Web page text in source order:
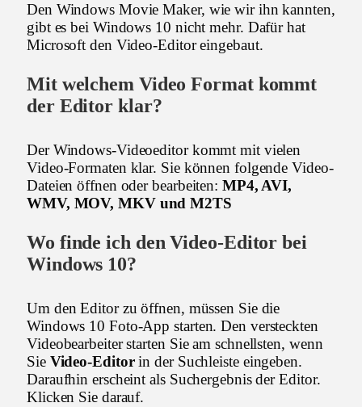
Den Windows Movie Maker, wie wir ihn kannten,
gibt es bei Windows 10 nicht mehr. Dafür hat
Microsoft den Video-Editor eingebaut.
Mit welchem Video Format kommt
der Editor klar?
Der Windows-Videoeditor kommt mit vielen
Video-Formaten klar. Sie können folgende Video-
Dateien öffnen oder bearbeiten: MP4, AVI,
WMV, MOV, MKV und M2TS
Wo finde ich den Video-Editor bei
Windows 10?
Um den Editor zu öffnen, müssen Sie die
Windows 10 Foto-App starten. Den versteckten
Videobearbeiter starten Sie am schnellsten, wenn
Sie Video-Editorin der Suchleiste eingeben.
Daraufhin erscheint als Suchergebnis der Editor.
Klicken Sie darauf.